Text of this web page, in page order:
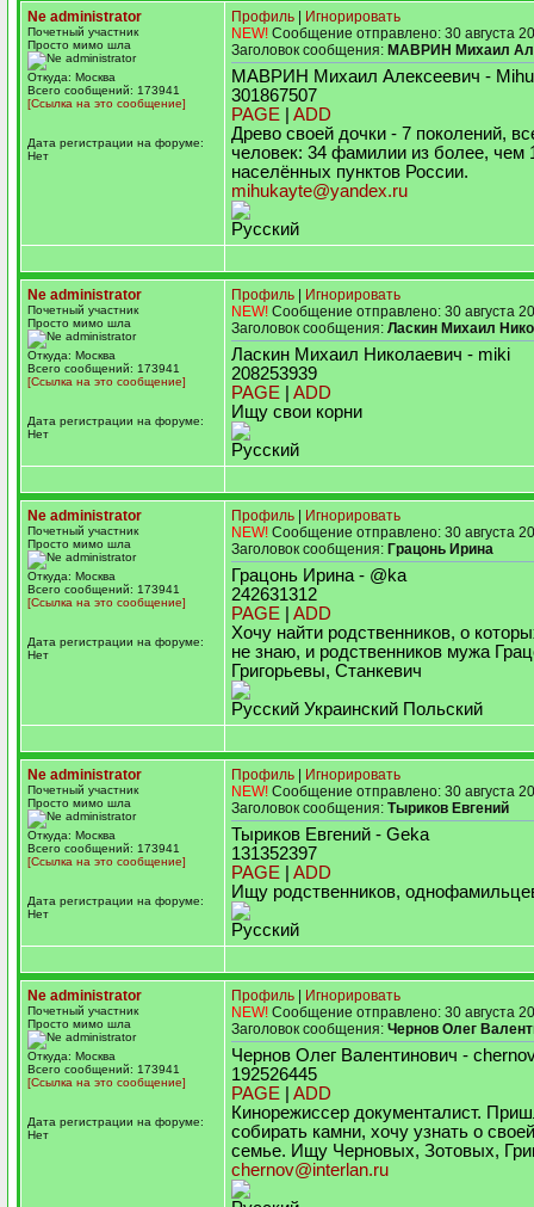
Ne administrator
Почетный участник
Просто мимо шла
Откуда: Москва
Всего сообщений: 173941
[Ссылка на это сообщение]
Дата регистрации на форуме:
Нет
Профиль
Игнорировать
NEW! Сообщение отправлено: 30 августа
Заголовок сообщения: МАВРИН Михаил
МАВРИН Михаил Алексеевич -
301867507
PAGE
ADD
Древо своей дочки - 7 поколений,
человек: 34 фамилии из более, чем
населённых пунктов России.
mihukayte@yandex.ru
Русский
Ne administrator
Почетный участник
Просто мимо шла
Откуда: Москва
Всего сообщений: 173941
[Ссылка на это сообщение]
Дата регистрации на форуме:
Нет
Профиль
Игнорировать
NEW! Сообщение отправлено: 30 августа
Заголовок сообщения: Ласкин Михаил
Ласкин Михаил Николаевич - miki
208253939
PAGE
ADD
Ищу свои корни
Русский
Ne administrator
Почетный участник
Просто мимо шла
Откуда: Москва
Всего сообщений: 173941
[Ссылка на это сообщение]
Дата регистрации на форуме:
Нет
Профиль
Игнорировать
NEW! Сообщение отправлено: 30 августа
Заголовок сообщения: Грацонь Ирина
Грацонь Ирина - @ka
242631312
PAGE
ADD
Хочу найти родственников, о
не знаю, и родственников мужа
Григорьевы, Станкевич
Русский Украинский Польский
Ne administrator
Почетный участник
Просто мимо шла
Откуда: Москва
Всего сообщений: 173941
[Ссылка на это сообщение]
Дата регистрации на форуме:
Нет
Профиль
Игнорировать
NEW! Сообщение отправлено: 30 августа
Заголовок сообщения: Тыриков Евгений
Тыриков Евгений - Geka
131352397
PAGE
ADD
Ищу родственников,
Русский
Ne administrator
Почетный участник
Просто мимо шла
Откуда: Москва
Всего сообщений: 173941
[Ссылка на это сообщение]
Дата регистрации на форуме:
Нет
Профиль
Игнорировать
NEW! Сообщение отправлено: 30 августа
Заголовок сообщения: Чернов Олег
Чернов Олег Валентинович -
192526445
PAGE
ADD
Кинорежиссер документалист.
собирать камни, хочу узнать о
семье. Ищу Черновых, Зотовых,
chernov@interlan.ru